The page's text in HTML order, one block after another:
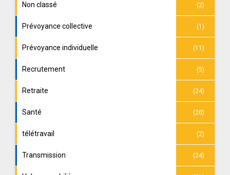
Non classé (2)
Prévoyance collective (1)
Prévoyance individuelle (11)
Recrutement (5)
Retraite (24)
Santé (20)
télétravail (2)
Transmission (24)